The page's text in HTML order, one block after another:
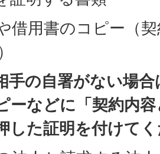
借用書のコピー（
手の自署がない場
ーなどに「契約内
した証明を付けて